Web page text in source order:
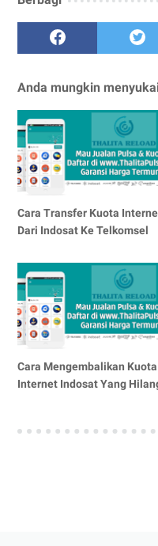
Anda mungkin
Cara Transfer Kuota
Dari Indosat Ke Telkomsel
Cara Mengembalikan Kuota
Internet Indosat Yang